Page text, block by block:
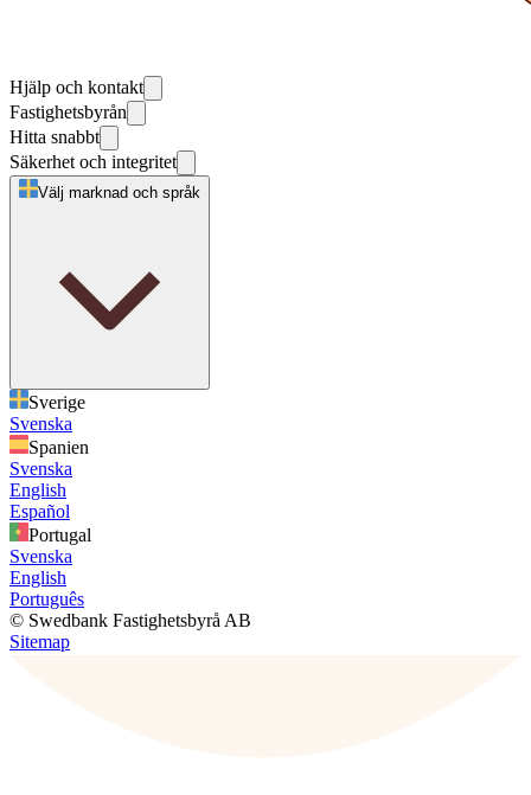
Hjälp och kontakt
Fastighetsbyrån
Hitta snabbt
Säkerhet och integritet
Välj marknad och språk
Sverige
Svenska
Spanien
Svenska
English
Español
Portugal
Svenska
English
Português
© Swedbank Fastighetsbyrå AB
Sitemap